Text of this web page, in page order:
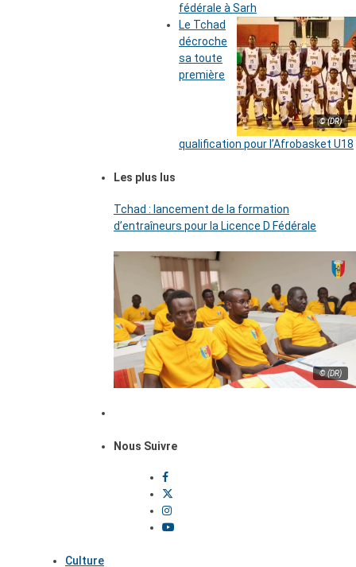
fédérale à Sarh
© (DR)
Le Tchad
décroche
sa toute
première
qualification pour l’Afrobasket U18
Les plus lus
Tchad : lancement de la formation
d’entraîneurs pour la Licence D Fédérale
© (DR)
Nous Suivre
Culture